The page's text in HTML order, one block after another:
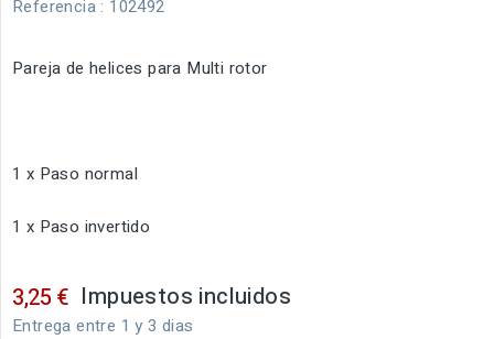
Referencia : 102492
Pareja de helices para Multi rotor
1 x Paso normal
1 x Paso invertido
3,25 € Impuestos incluidos
Entrega entre 1 y 3 dias